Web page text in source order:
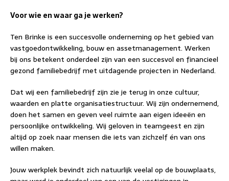
Voor wie en waar ga je werken?
Ten Brinke is een succesvolle onderneming op het gebied van
vastgoedontwikkeling, bouw en assetmanagement. Werken
bij ons betekent onderdeel zijn van een succesvol en financieel
gezond familiebedrijf met uitdagende projecten in Nederland.
Dat wij een familiebedrijf zijn zie je terug in onze cultuur,
waarden en platte organisatiestructuur. Wij zijn ondernemend,
doen het samen en geven veel ruimte aan eigen ideeën en
persoonlijke ontwikkeling. Wij geloven in teamgeest en zijn
altijd op zoek naar mensen die iets van zichzelf én van ons
willen maken.
Jouw werkplek bevindt zich natuurlijk veelal op de bouwplaats,